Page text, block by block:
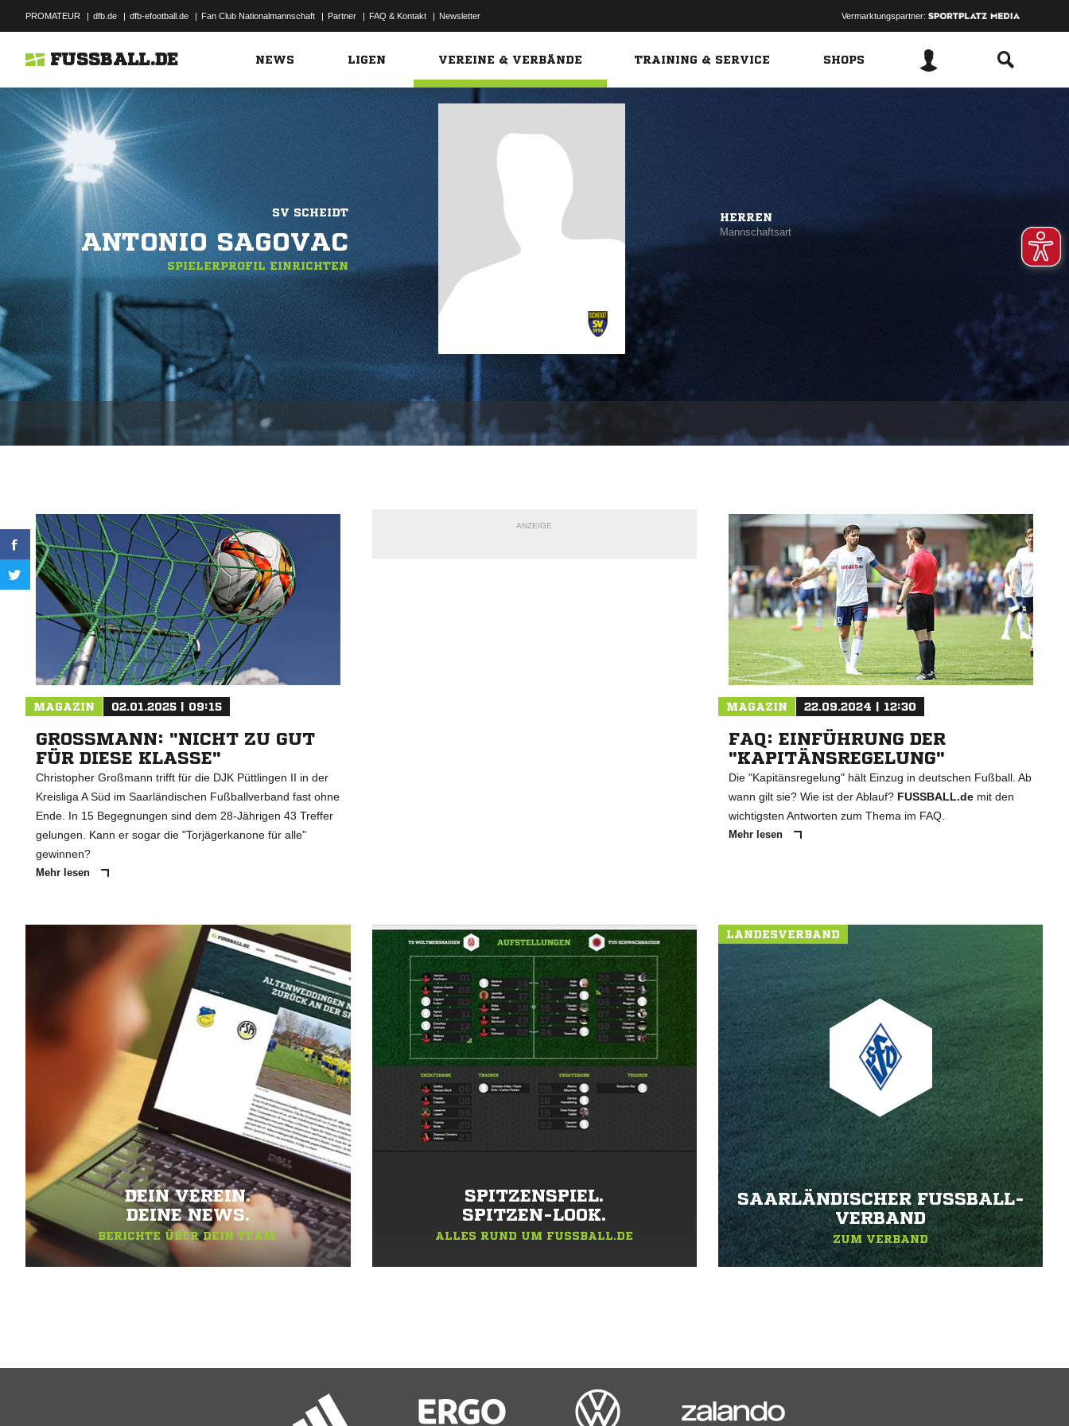
PROMATEUR | dfb.de | dfb-efootball.de | Fan Club Nationalmannschaft | Partner | FAQ & Kontakt | Newsletter Vermarktungspartner:
FUSSBALL.DE NEWS LIGEN VEREINE & VERBÄNDE TRAINING & SERVICE SHOPS
SV SCHEIDT
ANTONIO SAGOVAC
SPIELERPROFIL EINRICHTEN
HERREN
Mannschaftsart
MAGAZIN 02.01.2025 | 09:15
GROSSMANN: "NICHT ZU GUT F
ÜR DIESE KLASSE"
Christopher Großmann trifft für die DJK Püttlingen II in der
Kreisliga A Süd im Saarländischen Fußballverband fast ohne
Ende. In 15 Begegnungen sind dem 28-Jährigen 43 Treffer
gelungen. Kann er sogar die "Torjägerkanone für alle"
gewinnen?
Mehr lesen
ANZEIGE
MAGAZIN 22.09.2024 | 12:30
FAQ: EINFÜHRUNG DER
"KAPITÄNSREGELUNG"
Die "Kapitänsregelung" hält Einzug in deutschen Fußball. Ab
wann gilt sie? Wie ist der Ablauf? FUSSBALL.de mit den
wichtigsten Antworten zum Thema im FAQ.
Mehr lesen
DEIN VEREIN.
DEINE NEWS.
BERICHTE ÜBER DEIN TEAM.
SPITZENSPIEL.
SPITZEN-LOOK.
ALLES RUND UM FUSSBALL.DE
LANDESVERBAND
SAARLÄNDISCHER FUSSBALL-V
ERBAND
ZUM VERBAND